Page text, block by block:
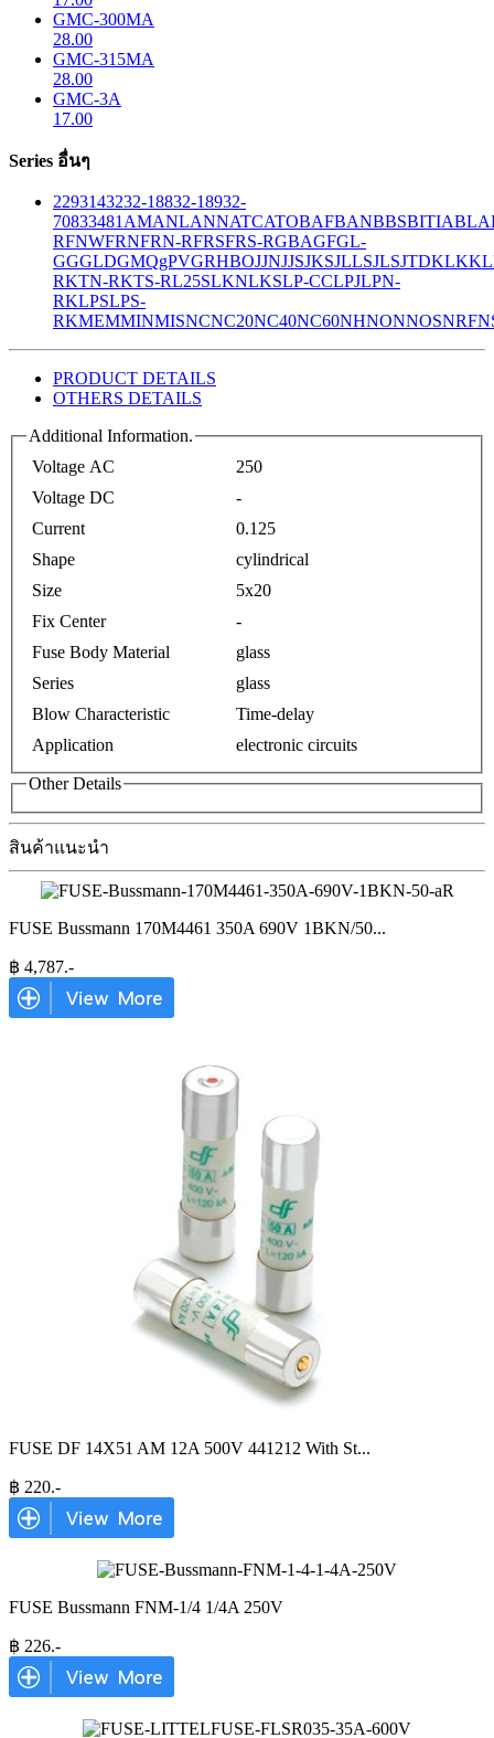
GMC-300MA
28.00
GMC-315MA
28.00
GMC-3A
17.00
Series อื่นๆ
2293143232-18832-18932-
70833481 AMANLANNATCATOBAFBANBBSBITIABLA
RFNWFRNFRN-RFRSFRS-RGBAGFGL-
GGGLDGMQgPVGRHBOJJNJJSJKSJLLSJLSJTDKLK
RKTN-RKTS-RL25SLKNLKSLP-CCLPJLPN-
RKLPSLPS-
RKMEMMINMISNCNC20NC40NC60NHNONNOSNRF
PRODUCT DETAILS
OTHERS DETAILS
Additional Information.
Voltage AC
250
Voltage DC
-
Current
0.125
Shape
cylindrical
Size
5x20
Fix Center
-
Fuse Body Material
glass
Series
glass
Blow Characteristic
Time-delay
Application
electronic circuits
Other Details
สินค้าแนะนำ
FUSE Bussmann 170M4461 350A 690V 1BKN/50...
฿ 4,787.-
FUSE DF 14X51 AM 12A 500V 441212 With St...
฿ 220.-
FUSE Bussmann FNM-1/4 1/4A 250V
฿ 226.-